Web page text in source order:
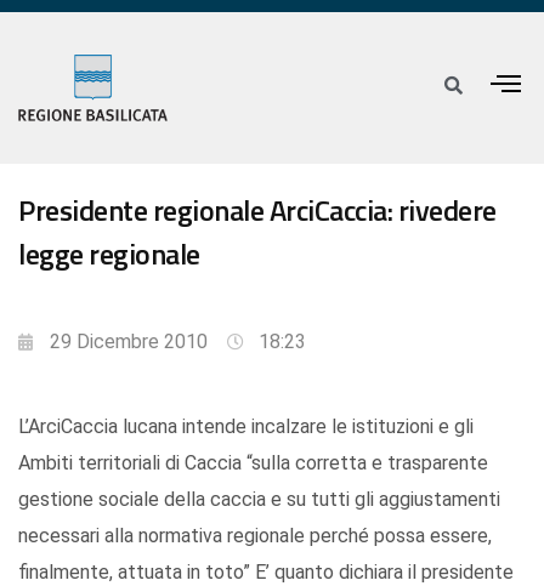
Presidente regionale ArciCaccia: rivedere
legge regionale
29 Dicembre 2010 18:23
L’ArciCaccia lucana intende incalzare le istituzioni e gli
Ambiti territoriali di Caccia “sulla corretta e trasparente
gestione sociale della caccia e su tutti gli aggiustamenti
necessari alla normativa regionale perché possa essere,
finalmente, attuata in toto” E’ quanto dichiara il presidente